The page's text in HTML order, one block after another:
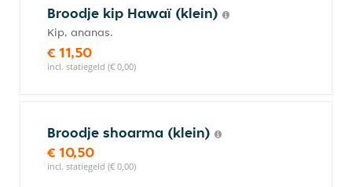
Broodje kip Hawaï (klein)
Kip, ananas.
€ 11,50
incl. statiegeld (€ 0,00)
Broodje shoarma (klein)
€ 10,50
incl. statiegeld (€ 0,00)